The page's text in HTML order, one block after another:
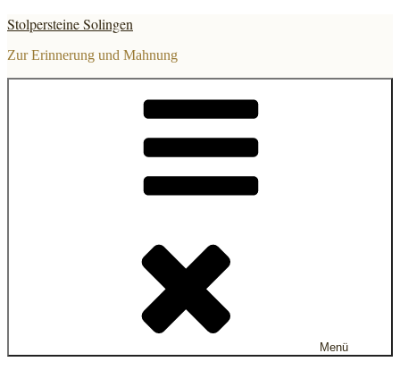
Zum
Inhalt
springen
Stolpersteine Solingen
Zur Erinnerung und Mahnung
Menü